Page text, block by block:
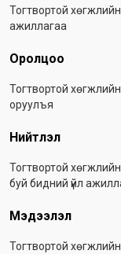
Тогтвортой
ажиллагаа
Оролцоо
Тогтвортой
оруулъя
Нийтлэл
Тогтвортой
буй бидний үйл
Мэдээлэл
Тогтвортой